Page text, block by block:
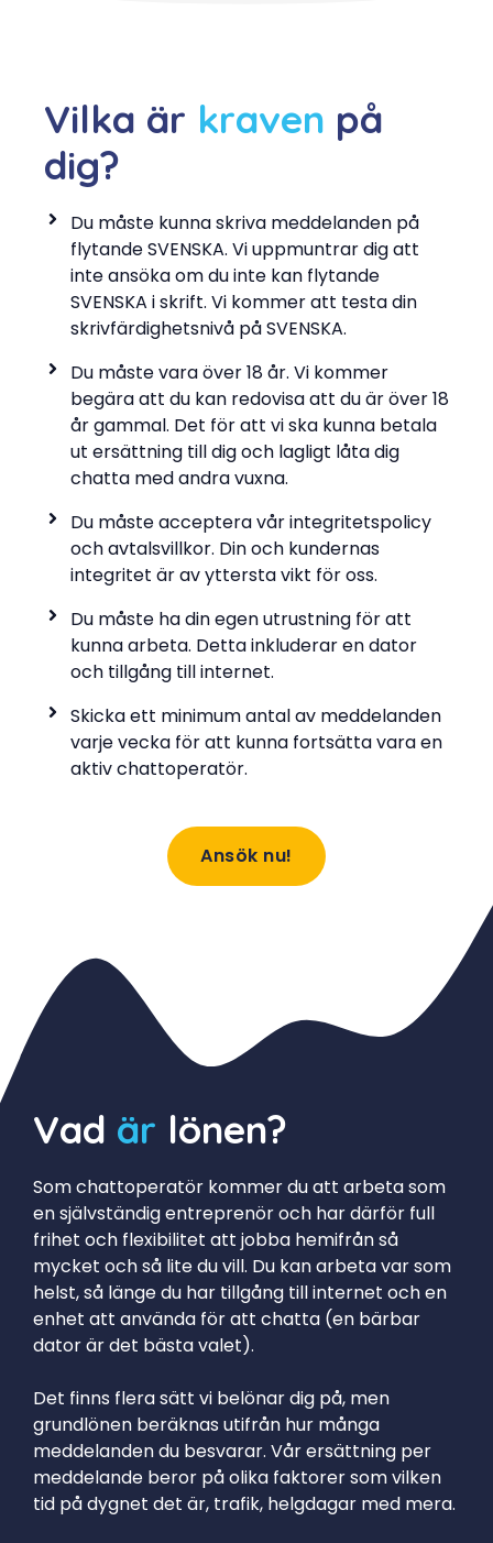
Vilka är kraven på
dig?
Du måste kunna skriva meddelanden på
flytande SVENSKA. Vi uppmuntrar dig att
inte ansöka om du inte kan flytande
SVENSKA i skrift. Vi kommer att testa din
skrivfärdighetsnivå på SVENSKA.
Du måste vara över 18 år. Vi kommer
begära att du kan redovisa att du är över 18
år gammal. Det för att vi ska kunna betala
ut ersättning till dig och lagligt låta dig
chatta med andra vuxna.
Du måste acceptera vår integritetspolicy
och avtalsvillkor. Din och kundernas
integritet är av yttersta vikt för oss.
Du måste ha din egen utrustning för att
kunna arbeta. Detta inkluderar en dator
och tillgång till internet.
Skicka ett minimum antal av meddelanden
varje vecka för att kunna fortsätta vara en
aktiv chattoperatör.
Ansök nu!
Vad är lönen?
Som chattoperatör kommer du att arbeta som
en självständig entreprenör och har därför full
frihet och flexibilitet att jobba hemifrån så
mycket och så lite du vill. Du kan arbeta var som
helst, så länge du har tillgång till internet och en
enhet att använda för att chatta (en bärbar
dator är det bästa valet).
Det finns flera sätt vi belönar dig på, men
grundlönen beräknas utifrån hur många
meddelanden du besvarar. Vår ersättning per
meddelande beror på olika faktorer som vilken
tid på dygnet det är, trafik, helgdagar med mera.